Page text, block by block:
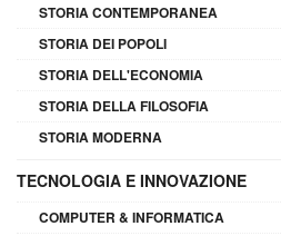
STORIA CONTEMPORANEA
STORIA DEI POPOLI
STORIA DELL'ECONOMIA
STORIA DELLA FILOSOFIA
STORIA MODERNA
TECNOLOGIA E INNOVAZIONE
COMPUTER & INFORMATICA